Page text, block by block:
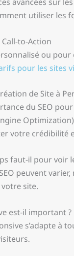
utiliser les
to-Action
ou
pour les sites
de Site à
du SEO
votre crédibilité
faut-il pour voir
peuvent
site.
est-il important ?
s’adapte à